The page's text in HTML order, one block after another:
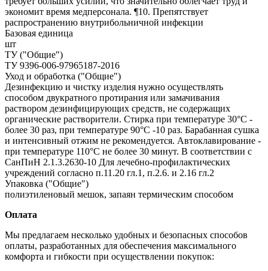
экономит время медперсонала. ¶10. Препятствует
распространению внутрибольничной инфекции
Базовая единица
шт
ТУ ("Общие")
ТУ 9396-006-97965187-2016
Уход и обработка ("Общие")
Дезинфекцию и чистку изделия нужно осуществлять
способом двукратного протирания или замачивания
раствором дезинфицирующих средств, не содержащих
органические растворители. Стирка при температуре 30°С -
более 30 раз, при температуре 90°С -10 раз. Барабанная сушка
и интенсивный отжим не рекомендуется. Автоклавирование -
при температуре 110°С не более 30 минут. В соответствии с
СанПиН 2.1.3.2630-10 Для лечебно-профилактических
учреждений согласно п.11.20 гл.1, п.2.6. и 2.16 гл.2
Упаковка ("Общие")
полиэтиленовый мешок, запаян термическим способом
Оплата
Мы предлагаем несколько удобных и безопасных способов
оплаты, разработанных для обеспечения максимального
комфорта и гибкости при осуществлении покупок: